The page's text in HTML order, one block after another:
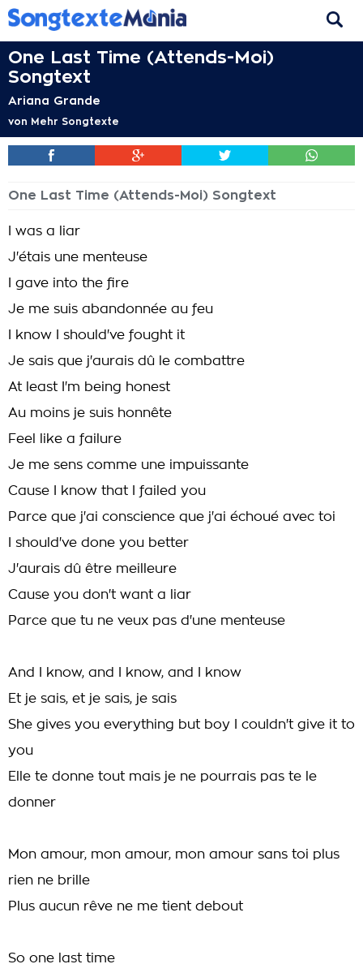
One Last Time (Attends-Moi)
Songtext
Ariana Grande
von Mehr Songtexte
One Last Time (Attends-Moi) Songtext
I was a liar
J'étais une menteuse
I gave into the fire
Je me suis abandonnée au feu
I know I should've fought it
Je sais que j'aurais dû le combattre
At least I'm being honest
Au moins je suis honnête
Feel like a failure
Je me sens comme une impuissante
Cause I know that I failed you
Parce que j'ai conscience que j'ai échoué avec toi
I should've done you better
J'aurais dû être meilleure
Cause you don't want a liar
Parce que tu ne veux pas d'une menteuse
And I know, and I know, and I know
Et je sais, et je sais, je sais
She gives you everything but boy I couldn't give it to
you
Elle te donne tout mais je ne pourrais pas te le
donner
Mon amour, mon amour, mon amour sans toi plus
rien ne brille
Plus aucun rêve ne me tient debout
So one last time